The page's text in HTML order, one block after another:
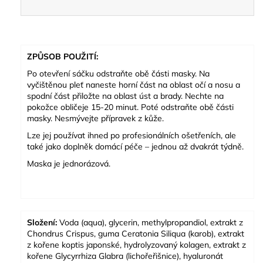
ZPŮSOB POUŽITÍ:
Po otevření sáčku odstraňte obě části masky. Na
vyčištěnou pleť naneste horní část na oblast očí a nosu a
spodní část přiložte na oblast úst a brady. Nechte na
pokožce obličeje 15-20 minut. Poté odstraňte obě části
masky. Nesmývejte přípravek z kůže.
Lze jej používat ihned po profesionálních ošetřeních, ale
také jako doplněk domácí péče – jednou až dvakrát týdně.
Maska je jednorázová.
Složení: Voda (aqua), glycerin, methylpropandiol, extrakt z
Chondrus Crispus, guma Ceratonia Siliqua (karob), extrakt
z kořene koptis japonské, hydrolyzovaný kolagen, extrakt z
kořene Glycyrrhiza Glabra (lichořeřišnice), hyaluronát